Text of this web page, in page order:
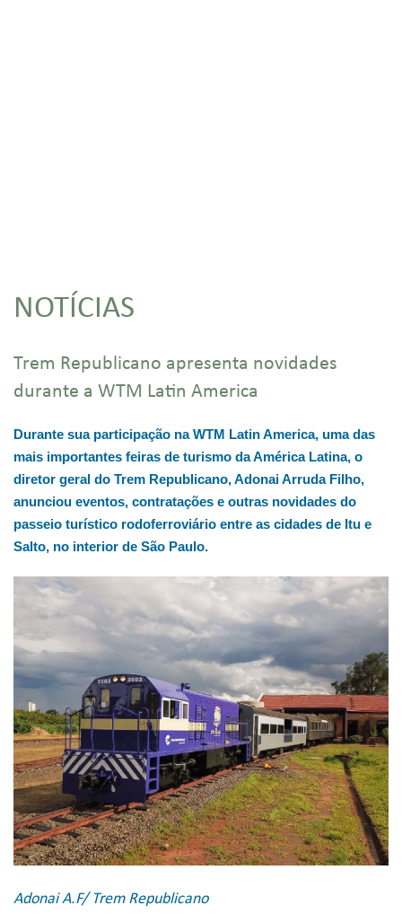
NOTÍCIAS
Trem Republicano apresenta novidades
durante a WTM Latin America
Durante sua participação na WTM Latin America, uma das
mais importantes feiras de turismo da América Latina, o
diretor geral do Trem Republicano, Adonai Arruda Filho,
anunciou eventos, contratações e outras novidades do
passeio turístico rodoferroviário entre as cidades de Itu e
Salto, no interior de São Paulo.
Adonai A.F/ Trem Republicano